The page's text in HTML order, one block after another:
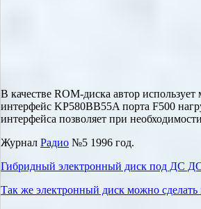
В качестве ROM-диска автор
интерфейс KP580BВ55A порта F500
интерфейса позволяет при
Журнал Радио №5 1996 год.
Гибридный электронный диск под ДС
Так же электронный диск можно сделать